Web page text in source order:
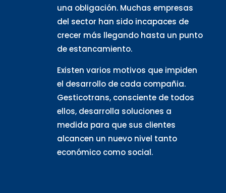
una obligación. Muchas empresas
del sector han sido incapaces de
crecer más llegando hasta un punto
de estancamiento.
Existen varios motivos que impiden
el desarrollo de cada compañia.
Gesticotrans, consciente de todos
ellos, desarrolla soluciones a
medida para que sus clientes
alcancen un nuevo nivel tanto
económico como social.